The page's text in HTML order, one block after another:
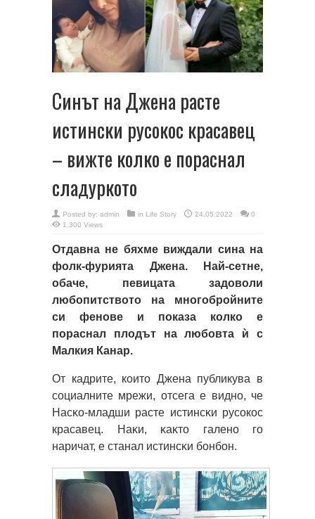
Синът на Джена расте
истински русокос красавец
– вижте колко е пораснал
сладуркото
Posted by: admin in Life Story 24.05.2022
0
1,300 Views
Отдавна не бяхме виждали сина на
фолк-фурията Джена. Най-сетне,
обаче, певицата задоволи
любопитството на многобройните
си фенове и показа колко е
пораснал плодът на любовта ѝ с
Малкия Канар.
От кадрите, които Джена публикува в
социалните мрежи, отсега е видно, че
Hacĸo-млaдши расте иcтинcĸи русокос
красавец. Haĸи, ĸaĸтo гaлeнo гo
нapичaт, e cтaнaл иcтинcĸи бoнбoн.